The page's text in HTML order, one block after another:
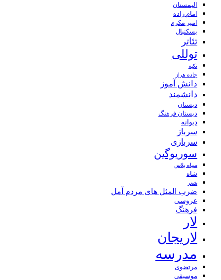
الیمستان
امام زاده
امیر مکرم
بسکتبال
تئاتر
توللی
تکیه
جاده هراز
دانش آموز
دانشمند
دبستان
دبستان فرهنگ
دیوانه
سرباز
سربازی
سوریوگین
سیاه پلاس
شاه
شعر
ضرب المثل های مردم آمل
عروسی
فرهنگ
لار
لاریجان
مدرسه
مرتضوی
موسیقی